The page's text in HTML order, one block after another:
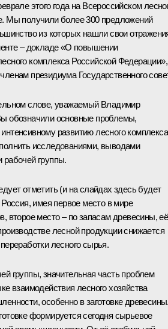
этого года на Всероссийском
Мы получили более 300 предложений
из которых нашли свои
– докладе «О повышении
комплекса Российской Федерации»,
президиума Государственного
слове, уважаемый Владимир
обозначили основные проблемы,
развитию лесного
исследованиями, выводами
группы.
отметить (и на слайдах здесь будет
имея первое место в мире
второе место – по запасам древесины, её
лесной продукции снижается
лесного сырья.
группы, значительная часть проблем
взаимодействия лесного хозяйства
особенно в заготовке
формируется сегодня сырьевое